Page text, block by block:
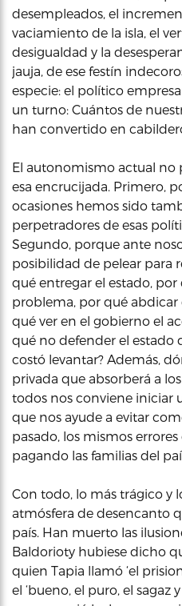
desempleados, el
vaciamiento de la isla, el
desigualdad y la
jauja, de ese festín
especie: el político
un turno: Cuántos de
han convertido en
El autonomismo actual no
esa encrucijada. Primero,
ocasiones hemos sido
perpetradores de esas
Segundo, porque ante
posibilidad de pelear para
qué entregar el estado,
problema, por qué abdicar
qué ver en el gobierno el
qué no defender el estado
costó levantar? Además,
privada que absorberá a
todos nos conviene iniciar
que nos ayude a evitar
pasado, los mismos
pagando las familias del
Con todo, lo más trágico y
atmósfera de desencanto
país. Han muerto las
Baldorioty hubiese dicho
quien Tapia llamó ‘el
el ‘bueno, el puro, el sagaz